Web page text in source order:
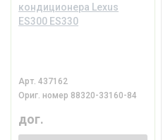
кондиционера Lexus
ES300 ES330
Арт.437162
Ориг. номер 88320-33160-84
дог.